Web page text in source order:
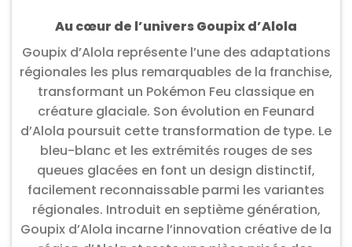
Au cœur de l’univers Goupix d’Alola
Goupix d’Alola représente l’une des adaptations
régionales les plus remarquables de la franchise,
transformant un Pokémon Feu classique en
créature glaciale. Son évolution en Feunard
d’Alola poursuit cette transformation de type. Le
bleu-blanc et les extrémités rouges de ses
queues glacées en font un design distinctif,
facilement reconnaissable parmi les variantes
régionales. Introduit en septième génération,
Goupix d’Alola incarne l’innovation créative de la